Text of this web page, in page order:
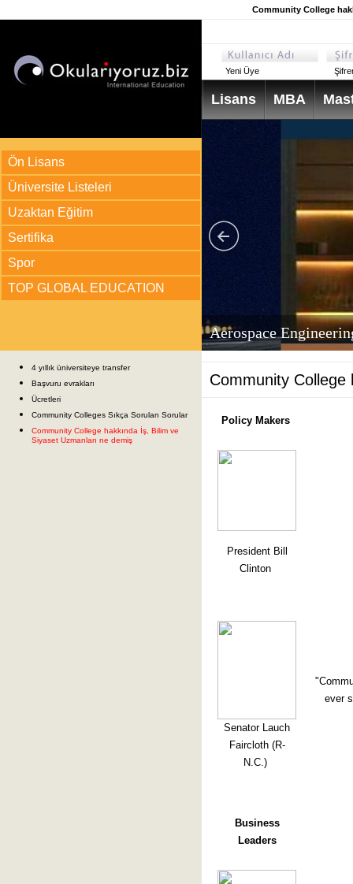
Community College
Ön Lisans
Üniversite Listeleri
Uzaktan Eğitim
Sertifika
Spor
TOP GLOBAL EDUCATION
4 yıllık üniversiteye transfer
Başvuru evrakları
Ücretleri
Community Colleges Sıkça Sorulan Sorular
Community College hakkında İş, Bilim ve
Siyaset Uzmanları ne demiş
Yeni Üye
Lisans MBA
Aerospace
Community College
Policy Makers
President Bill
Clinton
Senator Lauch
Faircloth (R-
N.C.)
ever
Business
Leaders